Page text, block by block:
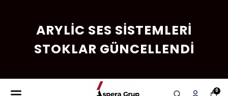
ARYLIC SES SISTEMLERI
STOKLAR GÜNCELLENDI
0